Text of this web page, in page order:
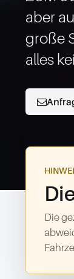
aber
große
Die